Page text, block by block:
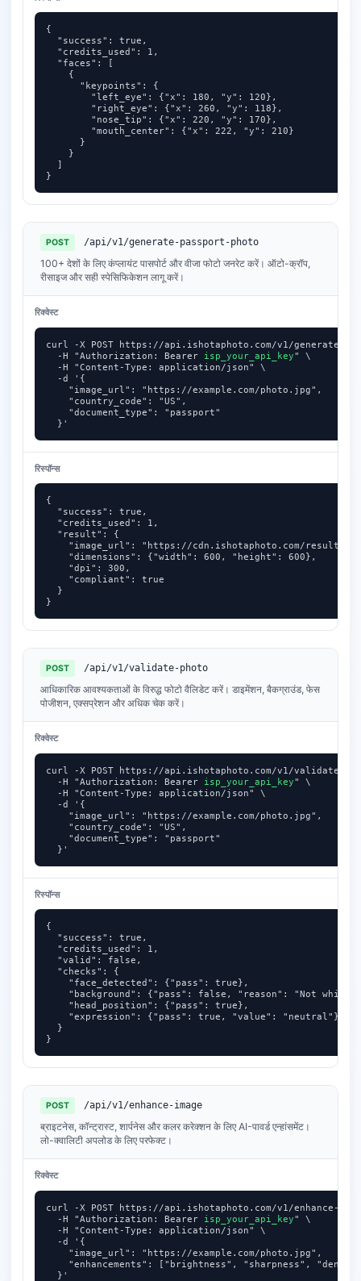
{
  "success": true,
  "credits_used": 1,
  "faces": [
    {
      "keypoints": {
        "left_eye": {"x": 180, "y": 120},
        "right_eye": {"x": 260, "y": 118},
        "nose_tip": {"x": 220, "y": 170},
        "mouth_center": {"x": 222, "y": 210}
      }
    }
  ]
}
POST /api/v1/generate-passport-photo
100+ देशों के लिए कंप्लायंट पासपोर्ट और वीजा फोटो जनरेट करें। ऑटो-क्रॉप,
रीसाइज और सही स्पेसिफिकेशन लागू करें।
रिक्वेस्ट
curl -X POST https://api.ishotaphoto.com/v1/generate-
  -H "Authorization: Bearer
isp_your_api_key" \
  -H "Content-Type: application/json" \
  -d '{
    "image_url": "https://example.com/photo.jpg",
    "country_code": "US",
    "document_type": "passport"
  }'
रिस्पॉन्स
{
  "success": true,
  "credits_used": 1,
  "result": {
"image_url": "https://cdn.ishotaphoto.com/results/
    "dimensions": {"width": 600, "height": 600},
    "dpi": 300,
    "compliant": true
  }
}
POST /api/v1/validate-photo
आधिकारिक आवश्यकताओं के विरुद्ध फोटो वैलिडेट करें। डाइमेंशन, बैकग्राउंड, फेस
पोजीशन, एक्सप्रेशन और अधिक चेक करें।
रिक्वेस्ट
curl -X POST https://api.ishotaphoto.com/v1/validate-
  -H "Authorization: Bearer
isp_your_api_key" \
  -H "Content-Type: application/json" \
  -d '{
    "image_url": "https://example.com/photo.jpg",
    "country_code": "US",
    "document_type": "passport"
  }'
रिस्पॉन्स
{
  "success": true,
  "credits_used": 1,
  "valid": false,
  "checks": {
    "face_detected": {"pass": true},
"background": {"pass": false, "reason": "Not
    "head_position": {"pass": true},
    "expression": {"pass": true, "value": "neutral"}
  }
}
POST /api/v1/enhance-image
ब्राइटनेस, कॉन्ट्रास्ट, शार्पनेस और कलर करेक्शन के लिए AI-पावर्ड एन्हांसमेंट।
लो-क्वालिटी अपलोड के लिए परफेक्ट।
रिक्वेस्ट
curl -X POST https://api.ishotaphoto.com/v1/enhance-
  -H "Authorization: Bearer
isp_your_api_key" \
  -H "Content-Type: application/json" \
  -d '{
    "image_url": "https://example.com/photo.jpg",
"enhancements": ["brightness", "sharpness",
  }'